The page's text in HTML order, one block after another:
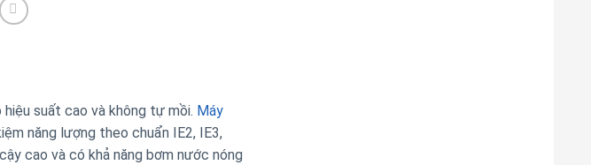
suất cao và không tự mồi. Máy
năng lượng theo chuẩn IE2, IE3,
cao và có khả năng bơm nước nóng